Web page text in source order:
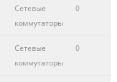
Сетевые
коммутаторы
0
Сетевые
коммутаторы
0